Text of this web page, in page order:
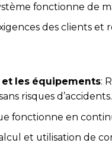
fonctionne de
des clients et
les équipements:
risques d’accidents.
fonctionne en
et utilisation de